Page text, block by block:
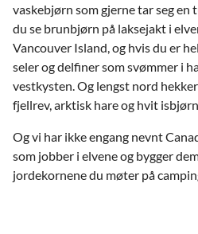
vaskebjørn som gjerne tar seg en
du se brunbjørn på laksejakt i
Vancouver Island, og hvis du er
seler og delfiner som svømmer i
vestkysten. Og lengst nord
fjellrev, arktisk hare og hvit isbjørn.
Og vi har ikke engang nevnt
som jobber i elvene og bygger
jordekornene du møter på